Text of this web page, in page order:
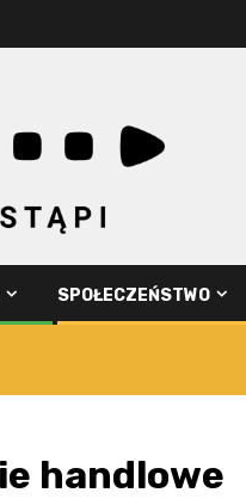
SPOŁECZEŃSTWO
handlowe